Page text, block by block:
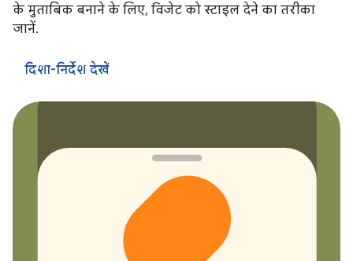
के मुताबिक बनाने के लिए, विजेट को स्टाइल देने का तरीका
जानें.
दिशा-निर्देश देखें